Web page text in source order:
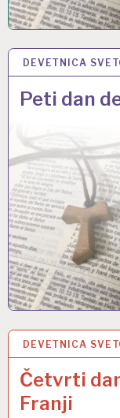
DEVETNICA
Peti dan
29 RUJ 2022
DEVETNICA
Četvrti
Franji
28 RUJ 2022